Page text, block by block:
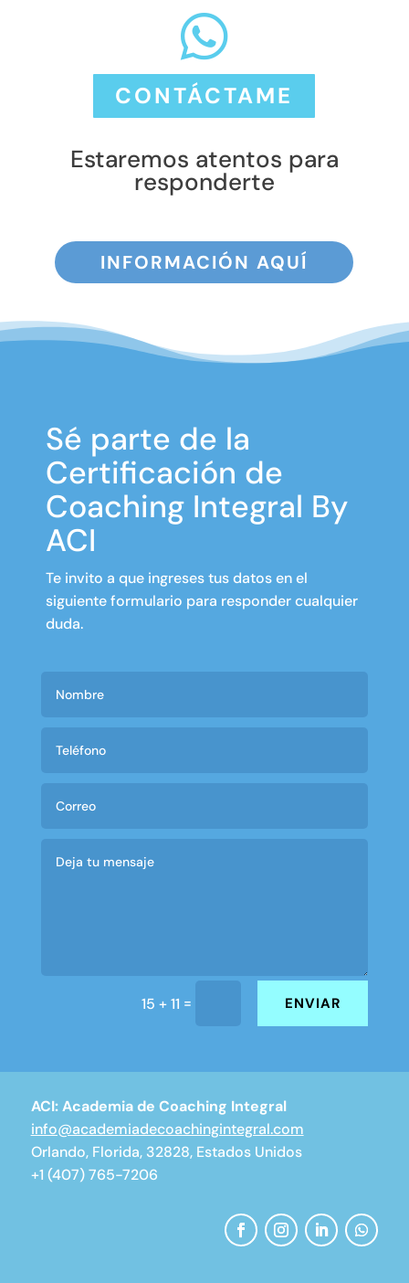

CONTÁCTAME
Estaremos atentos para
responderte
INFORMACIÓN AQUÍ
Sé parte de la
Certificación de
Coaching Integral By
ACI
Te invito a que ingreses tus datos en el
siguiente formulario para responder cualquier
duda.
15 + 11 = ENVIAR
ACI: Academia de Coaching Integral
info@academiadecoachingintegral.com
Orlando, Florida, 32828, Estados Unidos
+1 (407) 765-7206